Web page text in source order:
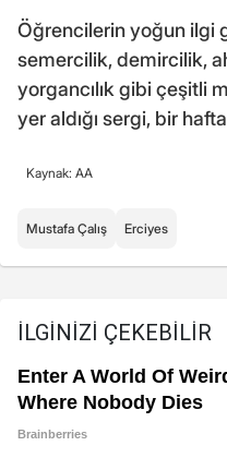
Öğrencilerin yoğun ilgi
semercilik, demircilik,
yorgancılık gibi çeşitli
yer aldığı sergi, bir
Kaynak: AA
Mustafa Çalış Erciyes